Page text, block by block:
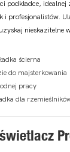
podkładce,
i profesjonalistów.
nieskazitelne
ścierna
do majsterkowania
pracy
dla